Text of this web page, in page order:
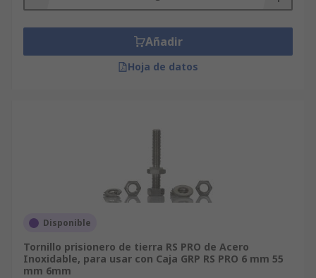
tuercas, que permiten que la caja se fije a otra
Paneles adicionales para añadirlos al bastidor
Accesorios de estabilidad, como patas
autoadhesivas, para garantizar que la caja no se
Añadir
Hoja de datos
Disponible
Tornillo prisionero de tierra RS PRO de Acero
Inoxidable, para usar con Caja GRP RS PRO 6 mm 55
mm 6mm